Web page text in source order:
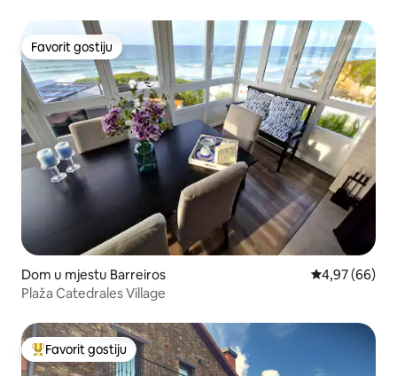
Favorit gostiju
Favorit gostiju
Dom u mjestu Barreiros Prosječna
4,97 (66)
Plaža Catedrales Village
Glavni favorit gostiju
Favorit gostiju